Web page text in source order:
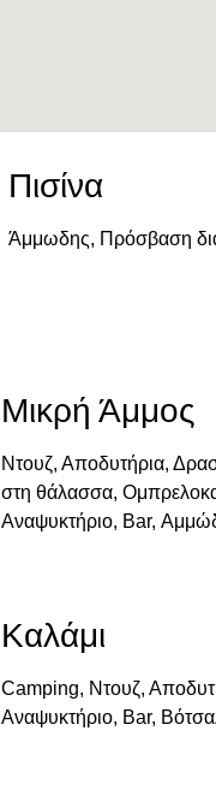
Πισίνα
Άμμωδης, Πρόσβαση
Μικρή Άμμος
Ντουζ, Αποδυτήρια,
στη θάλασσα,
Αναψυκτήριο, Bar,
Καλάμι
Camping, Ντουζ,
Αναψυκτήριο, Bar,